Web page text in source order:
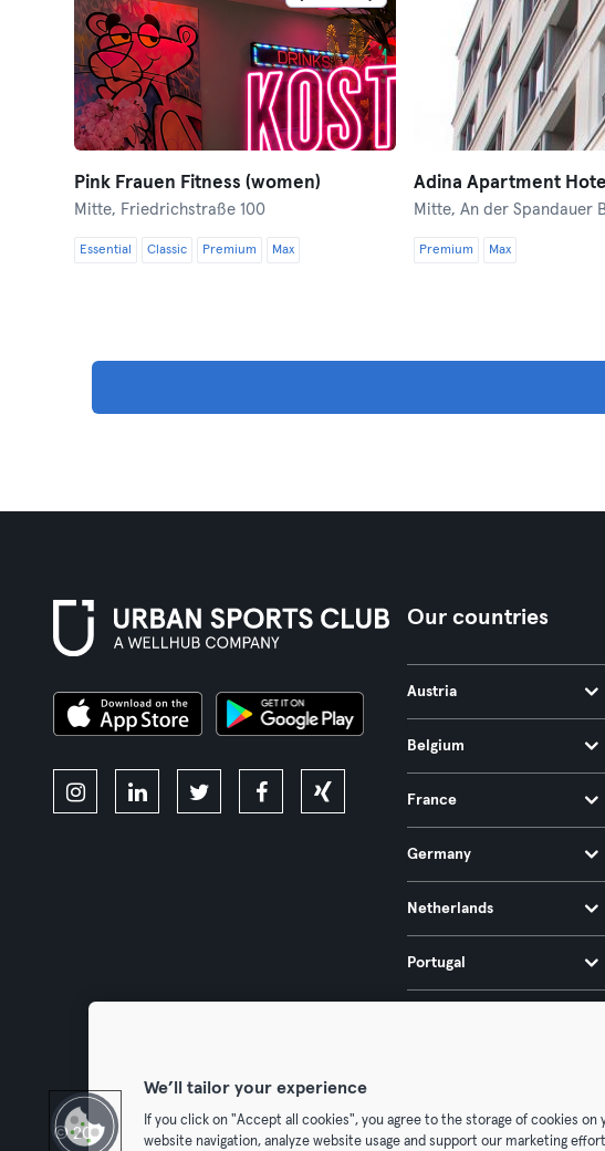
Pink Frauen Fitness (women)
Mitte, Friedrichstraße 100
Essential Classic Premium Max
Mitte, An der Spandauer
Premium Max
Our countries
Austria
Belgium
France
Germany
Netherlands
Portugal
© 2026 Urban Sports Group GmbH. All rights reserved.Terms & Conditions
We’ll tailor your experience
If you click on "Accept all cookies", you agree to the storage of cookies
website navigation, analyze website usage and support our marketing